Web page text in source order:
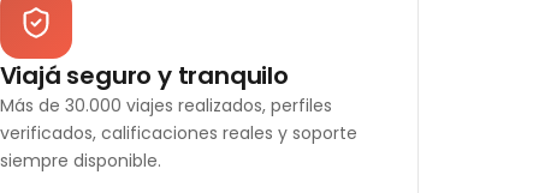
Viajá seguro y tranquilo
Más de 30.000 viajes realizados, perfiles
verificados, calificaciones reales y soporte
siempre disponible.